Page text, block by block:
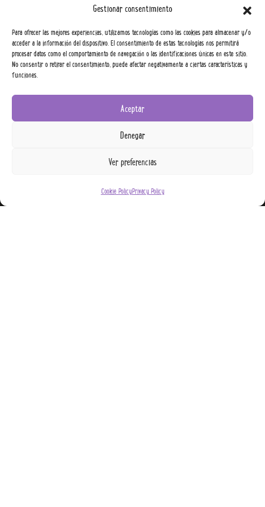
Gestionar consentimiento
Para ofrecer las mejores experiencias, utilizamos tecnologías como las cookies para almacenar y/o
acceder a la información del dispositivo. El consentimiento de estas tecnologías nos permitirá
procesar datos como el comportamiento de navegación o las identificaciones únicas en este sitio.
No consentir o retirar el consentimiento, puede afectar negativamente a ciertas características y
funciones.
Aceptar
Denegar
Ver preferencias
Cookie PolicyPrivacy Policy
CONTACT US
info@yowup.com
FOLLOW US